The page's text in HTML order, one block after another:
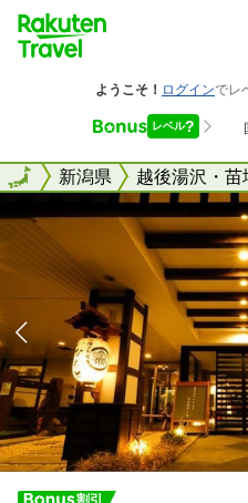
全国新潟県 越後湯沢・苗
全国